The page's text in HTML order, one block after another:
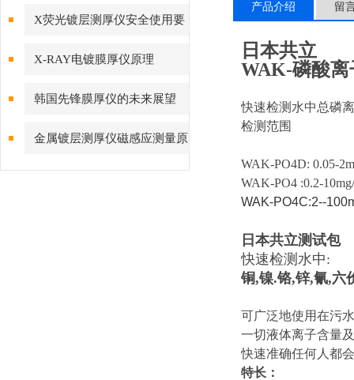
精准检测边界
X荧光镀层测厚仪安全使用要
X-RAY电镀膜厚仪原理
韩国先锋膜厚仪的未来展望
金属镀层测厚仪磁感应测量原
理是怎样的
产品介绍 留
日本共立
WAK-磷酸离
快速检测水中总磷
检测范围
WAK-PO4D: 0.05-
WAK-PO4 :0.2-
WAK-PO4C:2--100
日本共立测试包
快速检测水中:
铜,镍.铬,锌,氰,六
可广泛地使用在污
一切液体离子含量
快速准确任何人都
特长：